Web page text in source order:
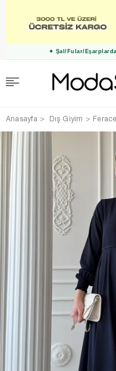
✦ Şal/Fular/
Anasayfa Dış Giyim Ferace